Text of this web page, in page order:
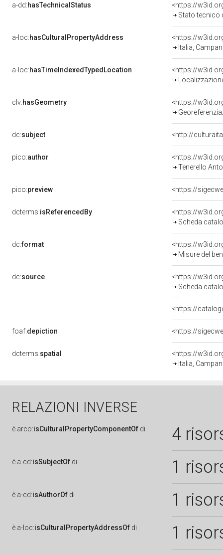
a-dd:hasTechnicalStatus
<https://
Stato tecnico
a-loc:hasCulturalPropertyAddress
<https://
Italia,
a-loc:hasTimeIndexedTypedLocation
<https://
clv:hasGeometry
<https://
dc:subject <http://
pico:author
<https://
Tenerello
pico:preview <https://
dcterms:isReferencedBy
<https://
Scheda
dc:format
<https://
Misure del
dc:source
<https://
Scheda
<https://
foaf:depiction <https://
dcterms:spatial
<https://
Italia,
RELAZIONI INVERSE
è arco:isCulturalPropertyComponentOf di 4
è a-cd:isSubjectOf di 1
è a-cd:isAuthorOf di 1
è a-loc:isCulturalPropertyAddressOf di 1